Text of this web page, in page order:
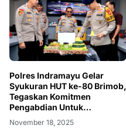
Polres Indramayu Gelar
Syukuran HUT ke-80 Brimob,
Tegaskan Komitmen
Pengabdian Untuk
Masyarakat
November 18, 2025